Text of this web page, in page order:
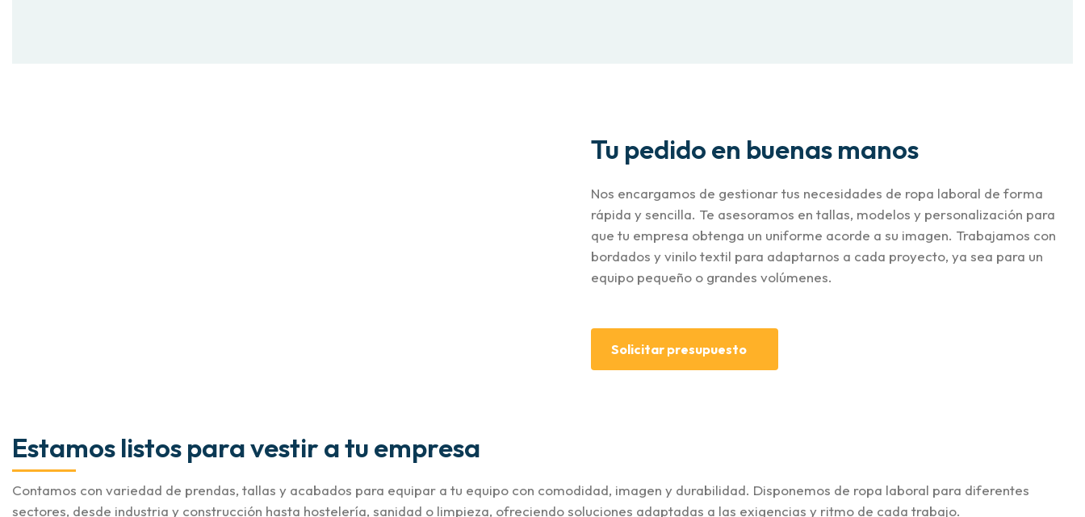
Tu pedido en buenas manos
Nos encargamos de gestionar tus necesidades de ropa laboral de forma
rápida y sencilla. Te asesoramos en tallas, modelos y personalización para
que tu empresa obtenga un uniforme acorde a su imagen. Trabajamos con
bordados y vinilo textil para adaptarnos a cada proyecto, ya sea para un
equipo pequeño o grandes volúmenes.
Solicitar presupuesto
Estamos listos para vestir a tu empresa
Contamos con variedad de prendas, tallas y acabados para equipar a tu equipo con comodidad, imagen y durabilidad. Disponemos de ropa laboral para diferentes
sectores, desde industria y construcción hasta hostelería, sanidad o limpieza, ofreciendo soluciones adaptadas a las exigencias y ritmo de cada trabajo.